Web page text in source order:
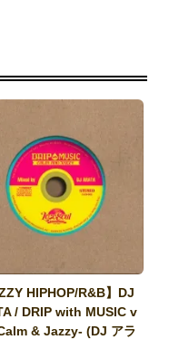
HIPHOP/R&B】DJ
/ DRIP with MUSIC v
& Jazzy- (DJ アラ